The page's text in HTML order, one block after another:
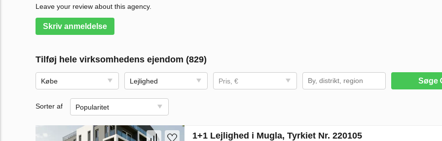
Leave your review about this agency.
Skriv anmeldelse
Tilføj hele virksomhedens ejendom (829)
Købe Lejlighed Pris, € Søge
Sorter af Popularitet
1+1 Lejlighed i Mugla, Tyrkiet Nr. 220105